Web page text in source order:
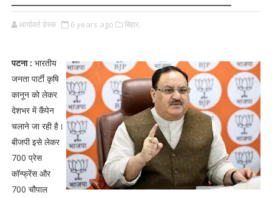
आर्यावर्त डेस्क 6 years ago बिहार,
पटना : भारतीय
जनता पार्टी कृषि
कानून को लेकर
देशभर में कैंपेन
चलाने जा रही है।
बीजपी इसे लेकर
700 प्रेस
कॉन्फ्रेंस और
700 चौपाल